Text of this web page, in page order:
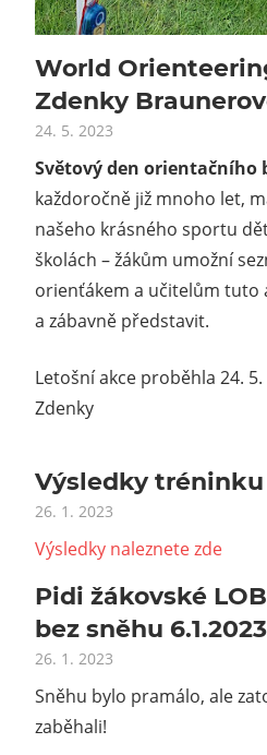
World
Zdenky
24. 5. 2023
Světový den orientačního
každoročně již mnoho let,
našeho krásného sportu
školách – žákům umožní
orienťákem a učitelům tuto
a zábavně představit.
Letošní akce proběhla 24. 5.
Zdenky
Výsledky tréninku
26. 1. 2023
Výsledky naleznete zde
Pidi žákovské
bez sněhu 6.1.2023
26. 1. 2023
Sněhu bylo pramálo, ale
zaběhali!